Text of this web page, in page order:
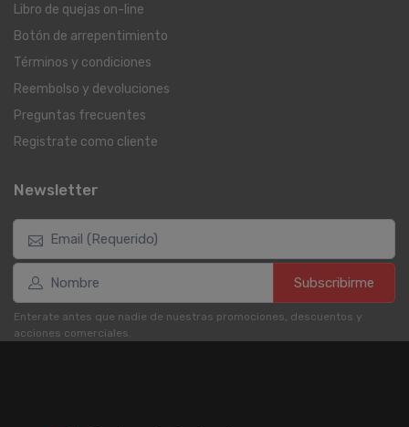
Libro de quejas on-line
Botón de arrepentimiento
Términos y condiciones
Reembolso y devoluciones
Preguntas frecuentes
Registrate como cliente
Newsletter
Subscribirme
Enterate antes que nadie de nuestras promociones, descuentos y
acciones comerciales.